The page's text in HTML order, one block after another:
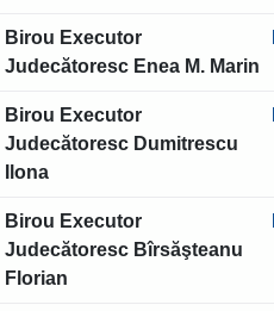
Birou Executor
Judecătoresc Enea M. Marin
Birou Executor
Judecătoresc Dumitrescu
Ilona
Birou Executor
Judecătoresc Bîrsăşteanu
Florian